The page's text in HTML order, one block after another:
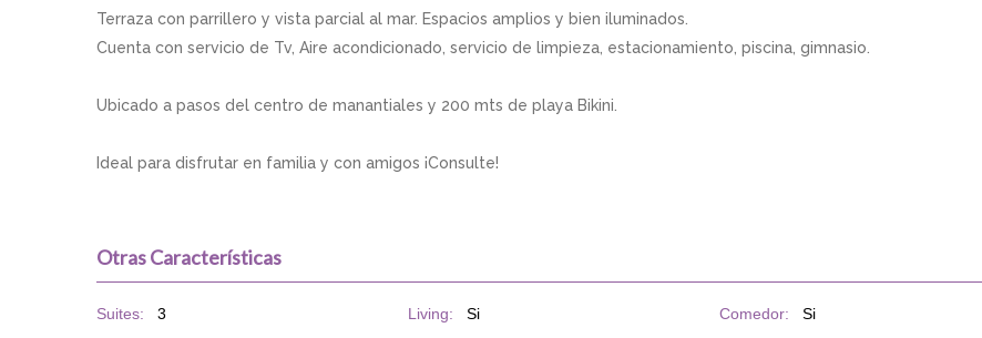
Terraza con parrillero y vista parcial al mar. Espacios amplios y bien iluminados.
Cuenta con servicio de Tv, Aire acondicionado, servicio de limpieza, estacionamiento, piscina, gimnasio.
Ubicado a pasos del centro de manantiales y 200 mts de playa Bikini.
Ideal para disfrutar en familia y con amigos ¡Consulte!
Otras Características
Suites: 3 Living: Si Comedor:
Si